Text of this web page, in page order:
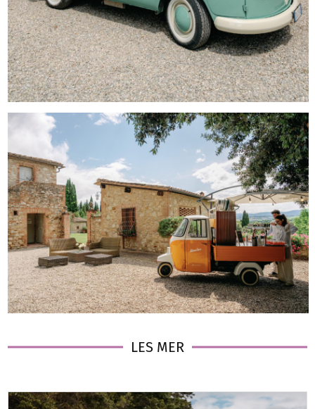
LES MER